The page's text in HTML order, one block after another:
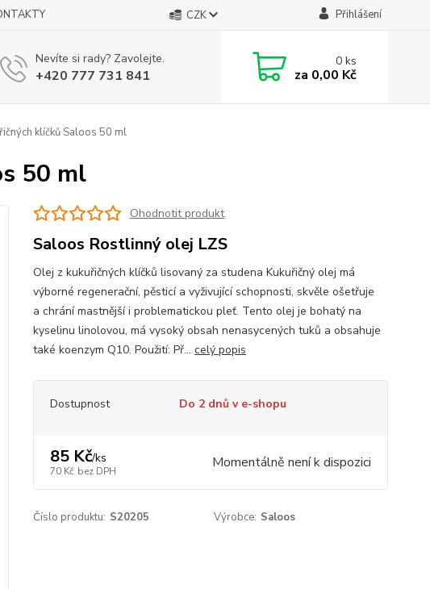
CZK Přihlášení
Nevíte si rady? Zavolejte.
+420 777 731 841
0ks
za 0,00 Kč
klíčků Saloos 50 ml
50 ml
Ohodnotit produkt
Saloos Rostlinný olej LZS
Olej z kukuřičných klíčků lisovaný za studena Kukuřičný olej má
výborné regenerační, pěsticí a vyživující schopnosti, skvěle ošetřuje
a chrání mastnější i problematickou pleť. Tento olej je bohatý na
kyselinu linolovou, má vysoký obsah nenasycených tuků a obsahuje
také koenzym Q10. Použití: Př... celý popis
Dostupnost Do 2 dnů v e-shopu
85 Kč/ks
70 Kč bez DPH Momentálně není k dispozici
Číslo produktu: S20205 Výrobce: Saloos